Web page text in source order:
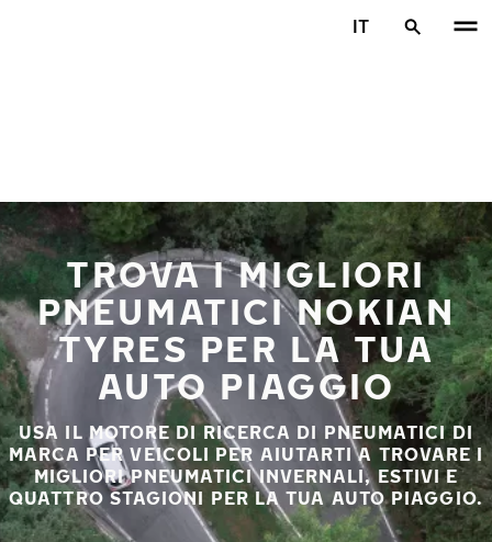
IT
TROVA I MIGLIORI
PNEUMATICI NOKIAN
TYRES PER LA TUA
AUTO PIAGGIO
USA IL MOTORE DI RICERCA DI PNEUMATICI DI
MARCA PER VEICOLI PER AIUTARTI A TROVARE I
MIGLIORI PNEUMATICI INVERNALI, ESTIVI E
QUATTRO STAGIONI PER LA TUA AUTO PIAGGIO.